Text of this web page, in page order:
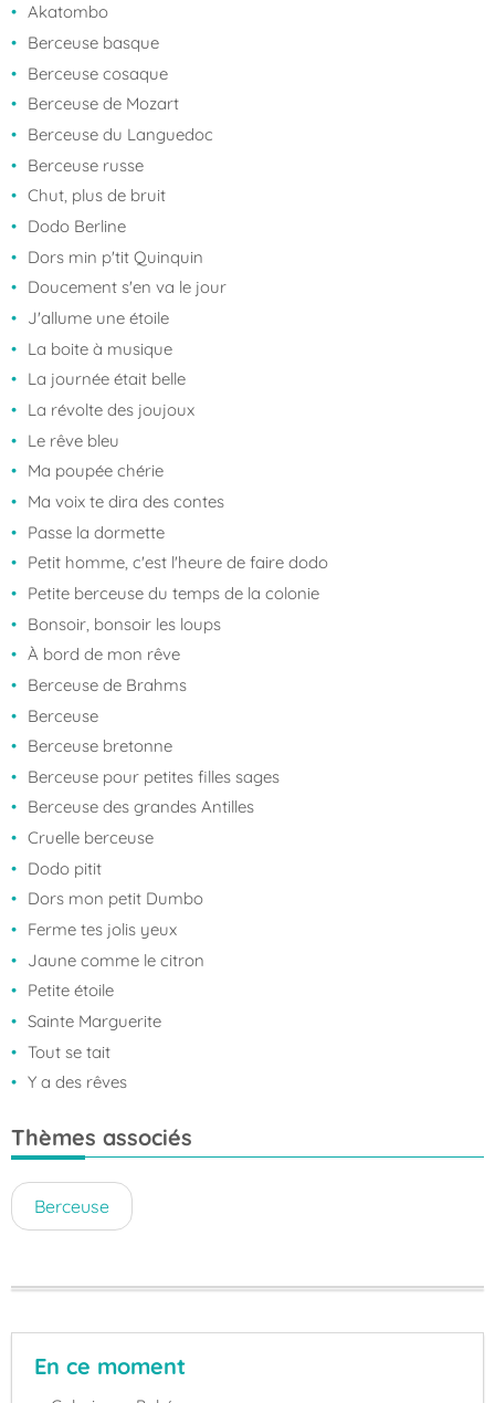
Akatombo
Berceuse basque
Berceuse cosaque
Berceuse de Mozart
Berceuse du Languedoc
Berceuse russe
Chut, plus de bruit
Dodo Berline
Dors min p'tit Quinquin
Doucement s'en va le jour
J'allume une étoile
La boite à musique
La journée était belle
La révolte des joujoux
Le rêve bleu
Ma poupée chérie
Ma voix te dira des contes
Passe la dormette
Petit homme, c'est l'heure de faire dodo
Petite berceuse du temps de la colonie
Bonsoir, bonsoir les loups
À bord de mon rêve
Berceuse de Brahms
Berceuse
Berceuse bretonne
Berceuse pour petites filles sages
Berceuse des grandes Antilles
Cruelle berceuse
Dodo pitit
Dors mon petit Dumbo
Ferme tes jolis yeux
Jaune comme le citron
Petite étoile
Sainte Marguerite
Tout se tait
Y a des rêves
Thèmes associés
Berceuse
En ce moment